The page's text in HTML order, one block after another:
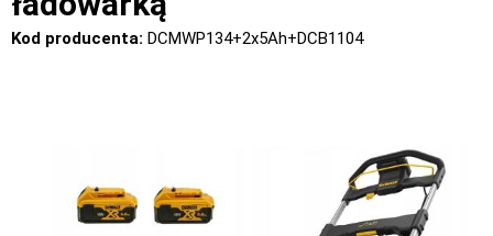
Kod producenta: DCMWP134+2x5Ah+DCB1104